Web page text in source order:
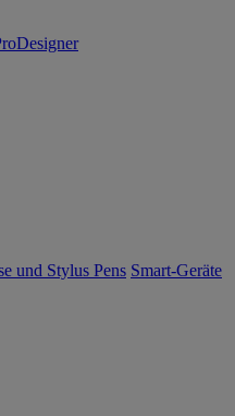
und Stylus Pens Smart-Geräte